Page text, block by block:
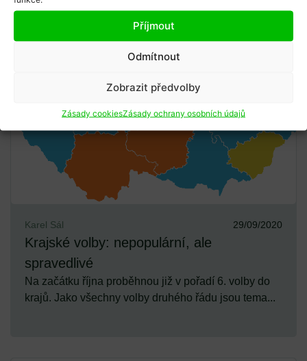
Příjmout
Odmítnout
Zobrazit předvolby
Zásady cookiesZásady ochrany osobních údajů
Karel Sál 29/09/2020
Krajské volby: nepopulární, ale
spravedlivé
Na začátku října proběhnou již v pořadí 6. volby do
krajů. Jako všechny volby druhého řádu jsou tema...